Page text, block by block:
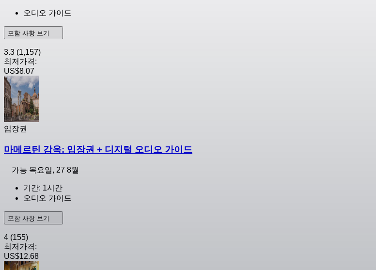
오디오 가이드
포함 사항 보기
3.3 (1,157)
최저가격:
US$8.07
입장권
마메르틴 감옥: 입장권 + 디지털 오디오 가이드
가능 목요일, 27 8월
기간: 1시간
오디오 가이드
포함 사항 보기
4 (155)
최저가격:
US$12.68